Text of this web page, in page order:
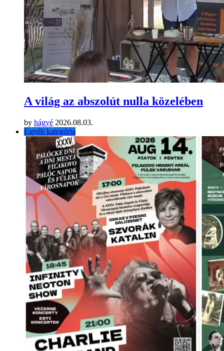
A világ az abszolút nulla közelében
by hágyé 2026.08.03.
Egyéb kategória